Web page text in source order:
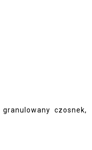
czosnek,